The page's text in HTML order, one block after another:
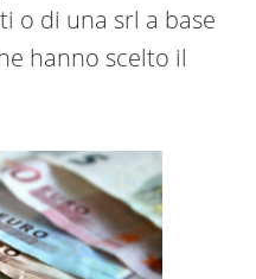
o di una srl a base
hanno scelto il